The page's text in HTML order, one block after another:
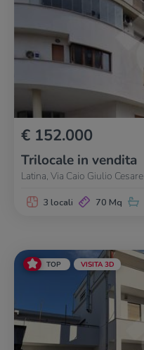
€ 152.000
Trilocale in vendita
Latina, Via Caio Giulio Cesare
3 locali 70 Mq
TOP VISITA 3D